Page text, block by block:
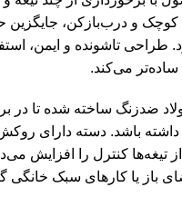
کوچک و درب‌بازکن، جایگزین
طراحی تاشونده و ایمن،
می‌کند.
ضدزنگ ساخته شده تا در
داشته باشد. دسته دارای
تیغه‌ها کنترل را افزایش
باز یا کارهای سبک خانگی